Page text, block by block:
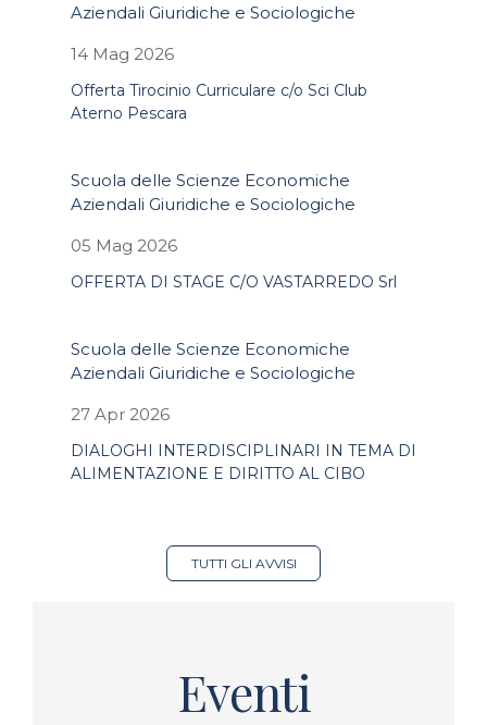
Aziendali Giuridiche e Sociologiche
14 Mag 2026
Offerta Tirocinio Curriculare c/o Sci Club
Aterno Pescara
Scuola delle Scienze Economiche
Aziendali Giuridiche e Sociologiche
05 Mag 2026
OFFERTA DI STAGE C/O VASTARREDO Srl
Scuola delle Scienze Economiche
Aziendali Giuridiche e Sociologiche
27 Apr 2026
DIALOGHI INTERDISCIPLINARI IN TEMA DI
ALIMENTAZIONE E DIRITTO AL CIBO
TUTTI GLI AVVISI
Eventi